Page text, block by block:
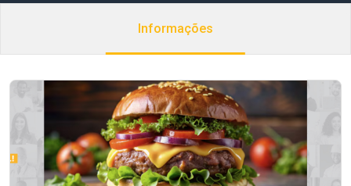
Informações